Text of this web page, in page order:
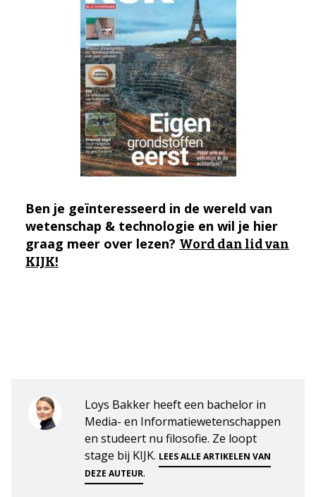
Ben je geïnteresseerd in de wereld van
wetenschap & technologie en wil je hier
graag meer over lezen? Word dan lid van
KIJK!
Loys Bakker heeft een bachelor in
Media- en Informatiewetenschappen
en studeert nu filosofie. Ze loopt
stage bij KIJK. LEES ALLE ARTIKELEN VAN
DEZE AUTEUR.